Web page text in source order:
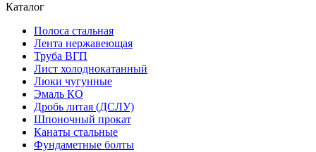
Каталог
Полоса стальная
Лента нержавеющая
Труба ВГП
Лист холоднокатанный
Люки чугунные
Эмаль КО
Дробь литая (ДСЛУ)
Шпоночный прокат
Канаты стальные
Фундаметные болты